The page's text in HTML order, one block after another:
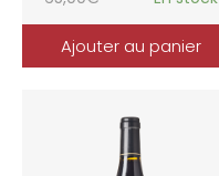
Ajouter au panier